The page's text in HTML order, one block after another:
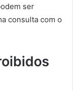
ser
consulta com o